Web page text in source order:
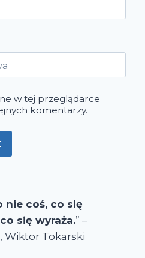
w tej przeglądarce
komentarzy.
nie coś, co się
się wyraża.” –
Wiktor Tokarski